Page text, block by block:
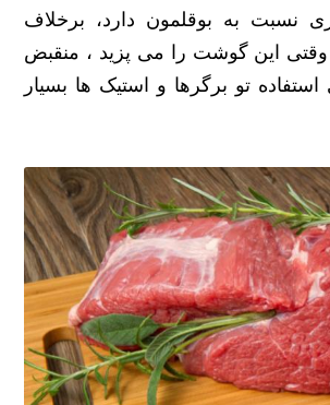
نسبت به بوقلمون دارد، برخلاف
این گوشت را می پزید ، منقبض
تو برگرها و استیک ها بسیار